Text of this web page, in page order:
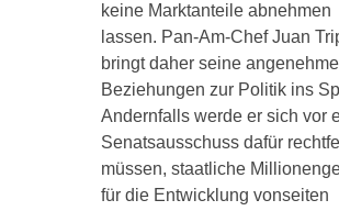
keine Marktanteile abnehmen
lassen. Pan-Am-Chef Juan
bringt daher seine
Beziehungen zur Politik ins
Andernfalls werde er sich vor
Senatsausschuss dafür
müssen, staatliche
für die Entwicklung vonseiten